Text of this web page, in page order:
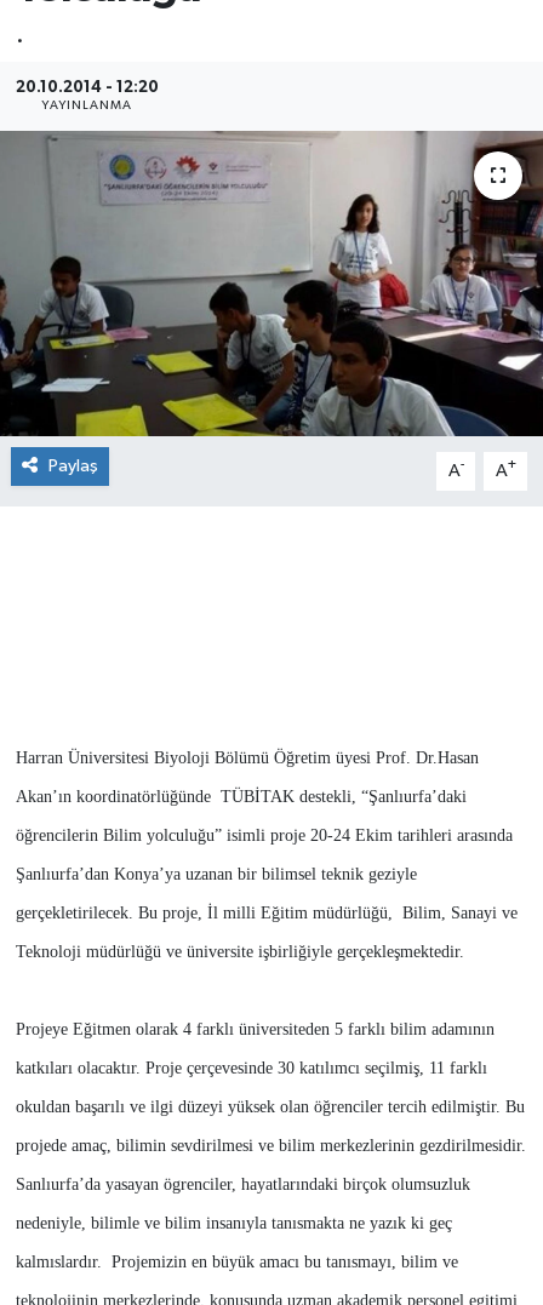
.
20.10.2014 - 12:20
YAYINLANMA
Paylaş A- A+
Harran Üniversitesi Biyoloji Bölümü Öğretim üyesi Prof. Dr.Hasan
Akan’ın koordinatörlüğünde TÜBİTAK destekli, “Şanlıurfa’daki
öğrencilerin Bilim yolculuğu” isimli proje 20-24 Ekim tarihleri arasında
Şanlıurfa’dan Konya’ya uzanan bir bilimsel teknik geziyle
gerçekletirilecek. Bu proje, İl milli Eğitim müdürlüğü, Bilim, Sanayi ve
Teknoloji müdürlüğü ve üniversite işbirliğiyle gerçekleşmektedir.
Projeye Eğitmen olarak 4 farklı üniversiteden 5 farklı bilim adamının
katkıları olacaktır. Proje çerçevesinde 30 katılımcı seçilmiş, 11 farklı
okuldan başarılı ve ilgi düzeyi yüksek olan öğrenciler tercih edilmiştir. Bu
projede amaç, bilimin sevdirilmesi ve bilim merkezlerinin gezdirilmesidir.
Sanlıurfa’da yasayan ögrenciler, hayatlarındaki birçok olumsuzluk
nedeniyle, bilimle ve bilim insanıyla tanısmakta ne yazık ki geç
kalmıslardır. Projemizin en büyük amacı bu tanısmayı, bilim ve
teknolojinin merkezlerinde, konusunda uzman akademik personel egitimi